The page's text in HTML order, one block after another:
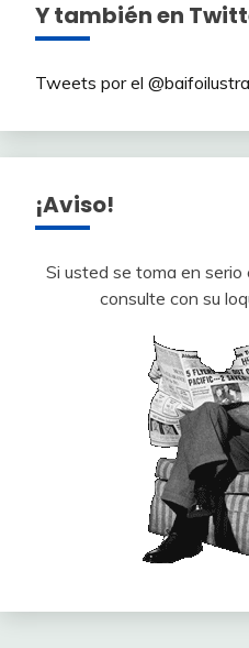
Y también en
Tweets por el
¡Aviso!
Si usted se toma en
consulte con su